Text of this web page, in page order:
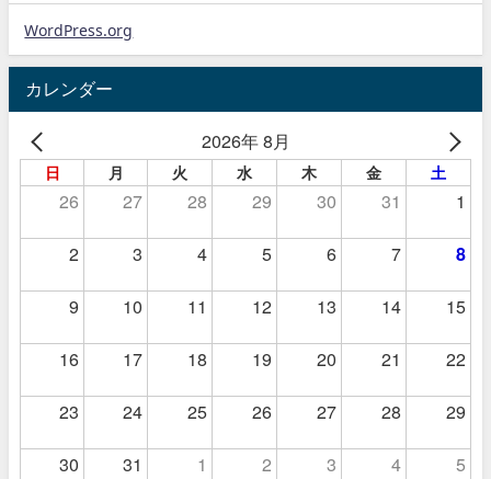
WordPress.org
カレンダー
2026年 8月
日 月 火 水 木 金 土
26 27 28 29 30 31 1
2 3 4 5 6 7 8
9 10 11 12 13 14 15
16 17 18 19 20 21 22
23 24 25 26 27 28 29
30 31 1 2 3 4 5